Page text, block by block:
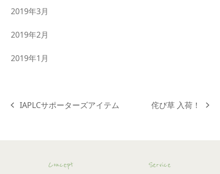
2019年3月
2019年2月
2019年1月
previous
IAPLCサポーターズアイテム
next
侘び草 入荷！
Concept Service